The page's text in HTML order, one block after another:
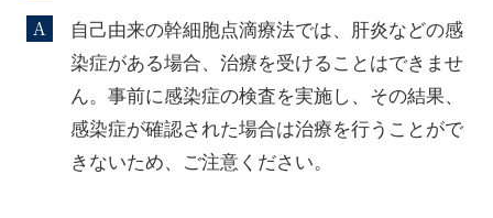
自己由来の幹細胞点滴療法では、肝炎などの感
染症がある場合、治療を受けることはできませ
ん。事前に感染症の検査を実施し、その結果、
感染症が確認された場合は治療を行うことがで
きないため、ご注意ください。